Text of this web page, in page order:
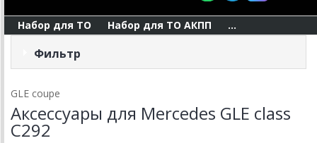
Набор для ТО Набор для ТО АКПП ...
Фильтр
GLE coupe
Аксессуары для Mercedes GLE class
C292